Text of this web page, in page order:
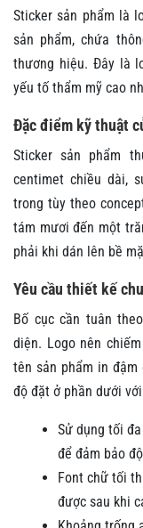
Sticker sản phẩm là
sản phẩm, chứa
thương hiệu. Đây là
yếu tố thẩm mỹ cao
Đặc điểm kỹ thuật
Sticker sản phẩm
centimet chiều dài,
trong tùy theo
tám mươi đến một
phải khi dán lên bề
Yêu cầu thiết kế
Bố cục cần tuân
diện. Logo nên
tên sản phẩm in
độ đặt ở phần dưới
Sử dụng tối
để đảm bảo
Font chữ tối
được sau khi